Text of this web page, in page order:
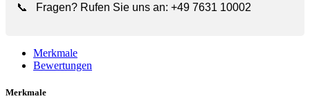
📞
Fragen? Rufen Sie uns an: +49 7631 10002
Merkmale
Bewertungen
Merkmale